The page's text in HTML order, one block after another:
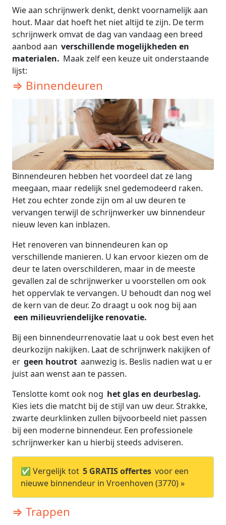
Wie aan schrijnwerk denkt, denkt voornamelijk aan
hout. Maar dat hoeft het niet altijd te zijn. De term
schrijnwerk omvat de dag van vandaag een breed
aanbod aan verschillende mogelijkheden en
materialen. Maak zelf een keuze uit onderstaande
lijst:
⇒ Binnendeuren
Binnendeuren hebben het voordeel dat ze lang
meegaan, maar redelijk snel gedemodeerd raken.
Het zou echter zonde zijn om al uw deuren te
vervangen terwijl de schrijnwerker uw binnendeur
nieuw leven kan inblazen.
Het renoveren van binnendeuren kan op
verschillende manieren. U kan ervoor kiezen om de
deur te laten overschilderen, maar in de meeste
gevallen zal de schrijnwerker u voorstellen om ook
het oppervlak te vervangen. U behoudt dan nog wel
de kern van de deur. Zo draagt u ook nog bij aan
een milieuvriendelijke renovatie.
Bij een binnendeurrenovatie laat u ook best even het
deurkozijn nakijken. Laat de schrijnwerk nakijken of
er geen houtrot aanwezig is. Beslis nadien wat u er
juist aan wenst aan te passen.
Tenslotte komt ook nog het glas en deurbeslag.
Kies iets die matcht bij de stijl van uw deur. Strakke,
zwarte deurklinken zullen bijvoorbeeld niet passen
bij een moderne binnendeur. Een professionele
schrijnwerker kan u hierbij steeds adviseren.
✅ Vergelijk tot 5 GRATIS offertes voor een
nieuwe binnendeur in Vroenhoven (3770) »
⇒ Trappen